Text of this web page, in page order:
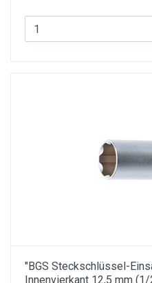
"BGS Steckschlüssel-
Innenvierkant 12,5 mm (1/